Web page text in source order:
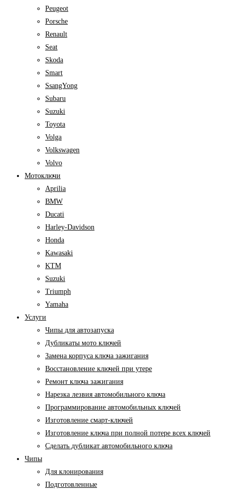
Peugeot
Porsche
Renault
Seat
Skoda
Smart
SsangYong
Subaru
Suzuki
Toyota
Volga
Volkswagen
Volvo
Мотоключи
Aprilia
BMW
Ducati
Harley-Davidson
Honda
Kawasaki
KTM
Suzuki
Triumph
Yamaha
Услуги
Чипы для автозапуска
Дубликаты мото ключей
Замена корпуса ключа зажигания
Восстановление ключей при утере
Ремонт ключа зажигания
Нарезка лезвия автомобильного ключа
Программирование автомобильных ключей
Изготовление смарт-ключей
Изготовление ключа при полной потере всех ключей
Cделать дубликат автомобильного ключа
Чипы
Для клонирования
Подготовленные